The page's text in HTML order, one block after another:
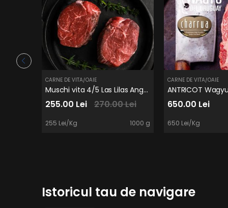
CARNE DE VITA/OAIE
Muschi vita 4/5 Las Lilas Angus URUGUAY
255.00 Lei 270.00 Lei
255 Lei/Kg 1000 g
CARNE DE VITA/OAIE
650.00 Lei
650 Lei/Kg
Istoricul tau de navigare